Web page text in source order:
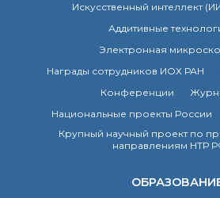
Почтовый сервер
Внутренний сайт
ЯМР-центр ИОХ РАН
Искусственный интеллект
Аддитивные
Электронная
Награды сотрудников ИОХ РАН
Конференции
Национальные проекты России
Крупный научный проект по
направлениям НТР